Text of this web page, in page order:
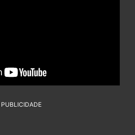
PUBLICIDADE